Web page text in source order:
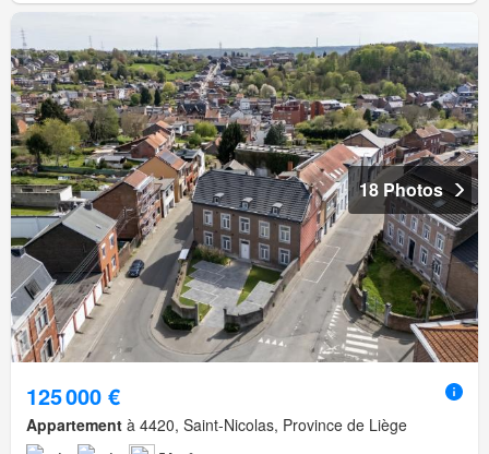
18 Photos
125 000 €
Appartement à 4420, Saint-Nicolas, Province de Liège